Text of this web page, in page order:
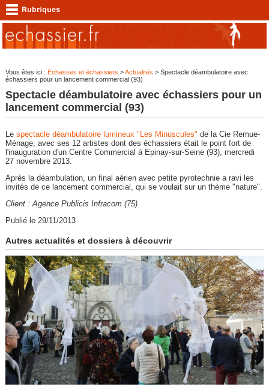
Vous êtes ici : Echasses et échassiers >Actualités > Spectacle déambulatoire avec
échassiers pour un lancement commercial (93)
Spectacle déambulatoire avec échassiers pour un
lancement commercial (93)
Le spectacle déambulatoire lumineux "Les Minuscules" de la Cie Remue-
Ménage, avec ses 12 artistes dont des échassiers était le point fort de
l'inauguration d'un Centre Commercial à Epinay-sur-Seine (93), mercredi
27 novembre 2013.
Après la déambulation, un final aérien avec petite pyrotechnie a ravi les
invités de ce lancement commercial, qui se voulait sur un thème "nature".
Client : Agence Publicis Infracom (75)
Publié le 29/11/2013
Autres actualités et dossiers à découvrir